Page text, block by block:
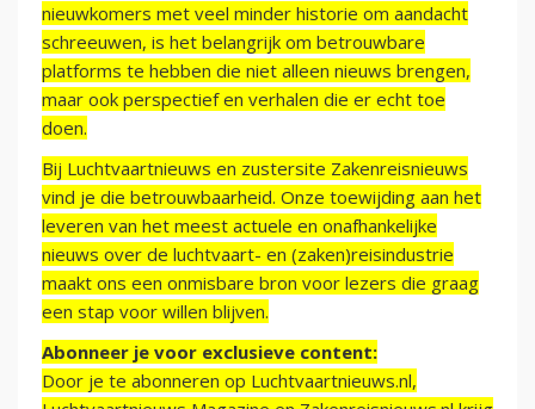
nieuwkomers met veel minder historie om aandacht
schreeuwen, is het belangrijk om betrouwbare
platforms te hebben die niet alleen nieuws brengen,
maar ook perspectief en verhalen die er echt toe
doen.
Bij Luchtvaartnieuws en zustersite Zakenreisnieuws
vind je die betrouwbaarheid. Onze toewijding aan het
leveren van het meest actuele en onafhankelijke
nieuws over de luchtvaart- en (zaken)reisindustrie
maakt ons een onmisbare bron voor lezers die graag
een stap voor willen blijven.
Abonneer je voor exclusieve content:
Door je te abonneren op Luchtvaartnieuws.nl,